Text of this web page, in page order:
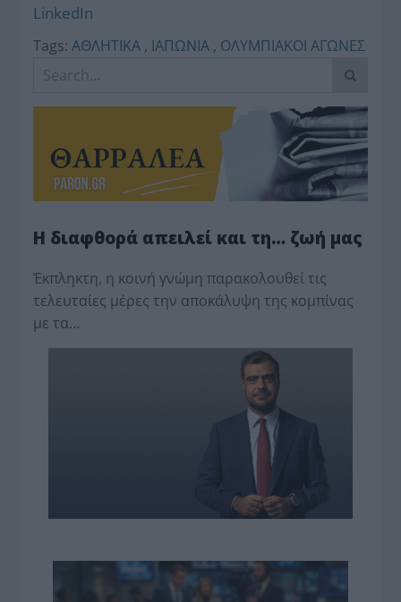
LinkedIn
Tags: ΑΘΛΗΤΙΚΑ , ΙΑΠΩΝΙΑ , ΟΛΥΜΠΙΑΚΟΙ ΑΓΩΝΕΣ
Η διαφθορά απειλεί και τη… ζωή μας
Έκπληκτη, η κοινή γνώμη παρακολουθεί τις
τελευταίες μέρες την αποκάλυψη της κο­μπίνας
με τα…